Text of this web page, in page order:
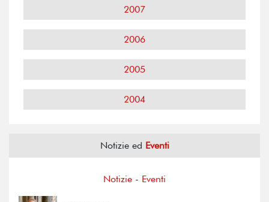
2007
2006
2005
2004
Notizie ed Eventi
Notizie - Eventi